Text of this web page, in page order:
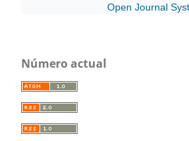
Open Journal
Número actual